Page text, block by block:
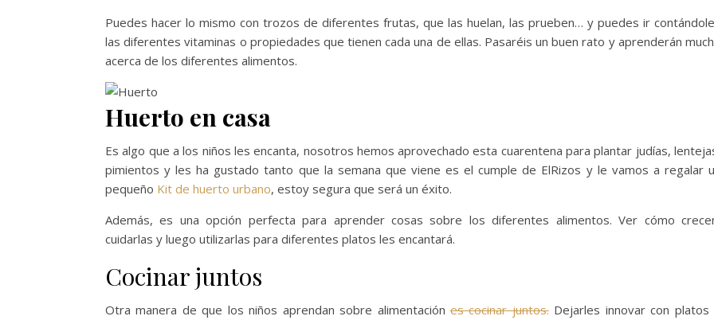
Puedes hacer lo mismo con trozos de diferentes frutas, que las huelan, las prueben… y puedes ir
las diferentes vitaminas o propiedades que tienen cada una de ellas. Pasaréis un buen rato y aprenderán
acerca de los diferentes alimentos.
Huerto en casa
Es algo que a los niños les encanta, nosotros hemos aprovechado esta cuarentena para plantar judías,
pimientos y les ha gustado tanto que la semana que viene es el cumple de ElRizos y le vamos a regalar
pequeño Kit de huerto urbano, estoy segura que será un éxito.
Además, es una opción perfecta para aprender cosas sobre los diferentes alimentos. Ver cómo
cuidarlas y luego utilizarlas para diferentes platos les encantará.
Cocinar juntos
Otra manera de que los niños aprendan sobre alimentación es cocinar juntos.Dejarles innovar con platos